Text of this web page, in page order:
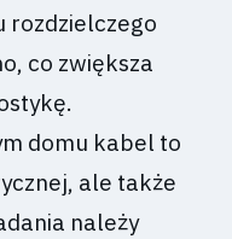
rozdzielczego
co zwiększa
domu kabel to
ale także
należy